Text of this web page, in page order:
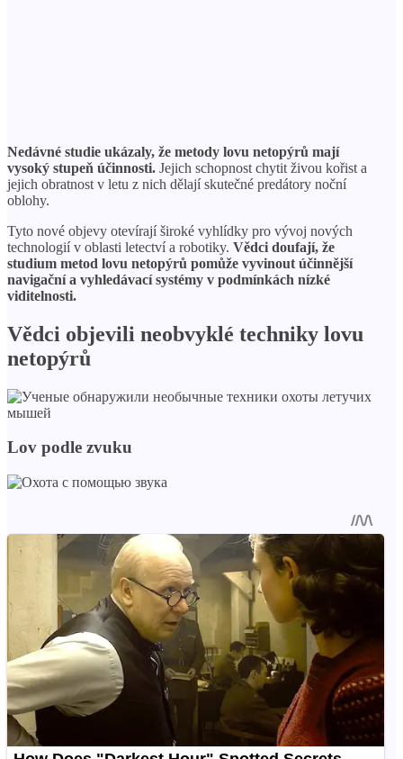
Nedávné studie ukázaly, že metody lovu netopýrů mají
vysoký stupeň účinnosti. Jejich schopnost chytit živou kořist a
jejich obratnost v letu z nich dělají skutečné predátory noční
oblohy.
Tyto nové objevy otevírají široké vyhlídky pro vývoj nových
technologií v oblasti letectví a robotiky. Vědci doufají, že
studium metod lovu netopýrů pomůže vyvinout účinnější
navigační a vyhledávací systémy v podmínkách nízké
viditelnosti.
Vědci objevili neobvyklé techniky lovu
netopýrů
Lov podle zvuku